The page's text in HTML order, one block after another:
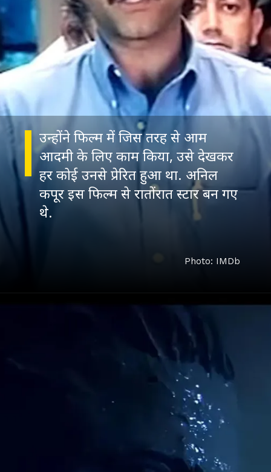
उन्होंने फिल्म में जिस तरह से आम
आदमी के लिए काम किया, उसे देखकर
हर कोई उनसे प्रेरित हुआ था. अनिल
कपूर इस फिल्म से रातोंरात स्टार बन गए
थे.
Photo: IMDb